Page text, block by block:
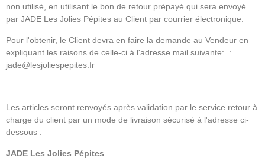
non utilisé, en utilisant le bon de retour prépayé qui sera envoyé
par JADE Les Jolies Pépites au Client par courrier électronique.
Pour l'obtenir, le Client devra en faire la demande au Vendeur en
expliquant les raisons de celle-ci à l'adresse mail suivante: :
jade@lesjoliespepites.fr
Les articles seront renvoyés après validation par le service retour à
charge du client par un mode de livraison sécurisé à l'adresse ci-
dessous :
JADE Les Jolies Pépites